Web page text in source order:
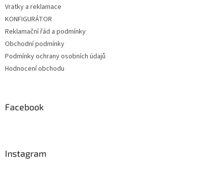
Vratky a reklamace
KONFIGURÁTOR
Reklamační řád a podmínky
Obchodní podmínky
Podmínky ochrany osobních údajů
Hodnocení obchodu
Facebook
Instagram